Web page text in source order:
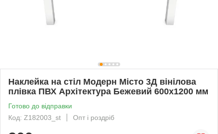
Наклейка на стіл Модерн Місто 3Д вінілова
плівка ПВХ Архітектура Бежевий 600х1200 мм
Готово до відправки
Код: Z182003_st
Опт і роздріб